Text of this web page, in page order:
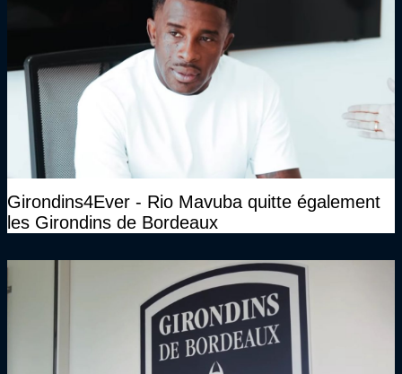
Girondins4Ever - Rio Mavuba quitte également
les Girondins de Bordeaux